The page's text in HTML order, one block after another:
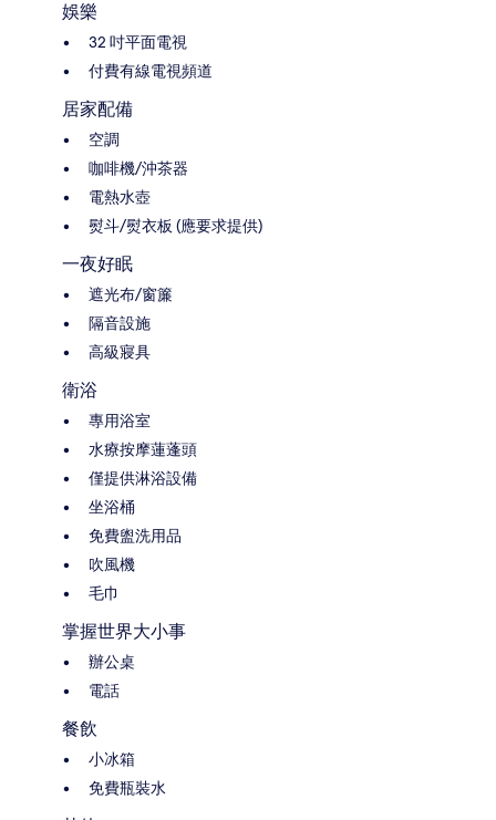
娛樂
32 吋平面電視
付費有線電視頻道
居家配備
空調
咖啡機/沖茶器
電熱水壺
熨斗/熨衣板 (應要求提供)
一夜好眠
遮光布/窗簾
隔音設施
高級寢具
衛浴
專用浴室
水療按摩蓮蓬頭
僅提供淋浴設備
坐浴桶
免費盥洗用品
吹風機
毛巾
掌握世界大小事
辦公桌
電話
餐飲
小冰箱
免費瓶裝水